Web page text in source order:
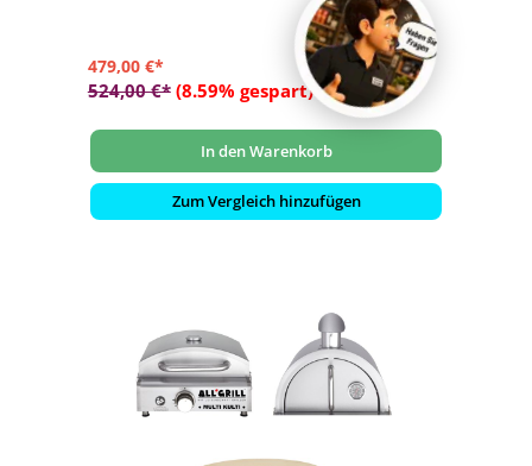
479,00 €*
524,00 €* (8.59% gespart)
In den Warenkorb
Zum Vergleich hinzufügen